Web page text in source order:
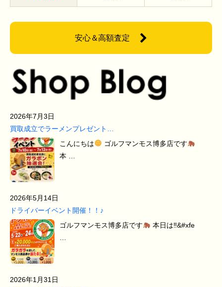
安心＆高額査定
2026年7月3日
買取成立でラーメンプレゼント…
こんにちは
ゴルフマンモス博多店です
本 …
2026年5月14日
ドライバーイベント開催！！♪
ゴルフマンモス博多店です
本日は‼&#xfe
2026年1月31日